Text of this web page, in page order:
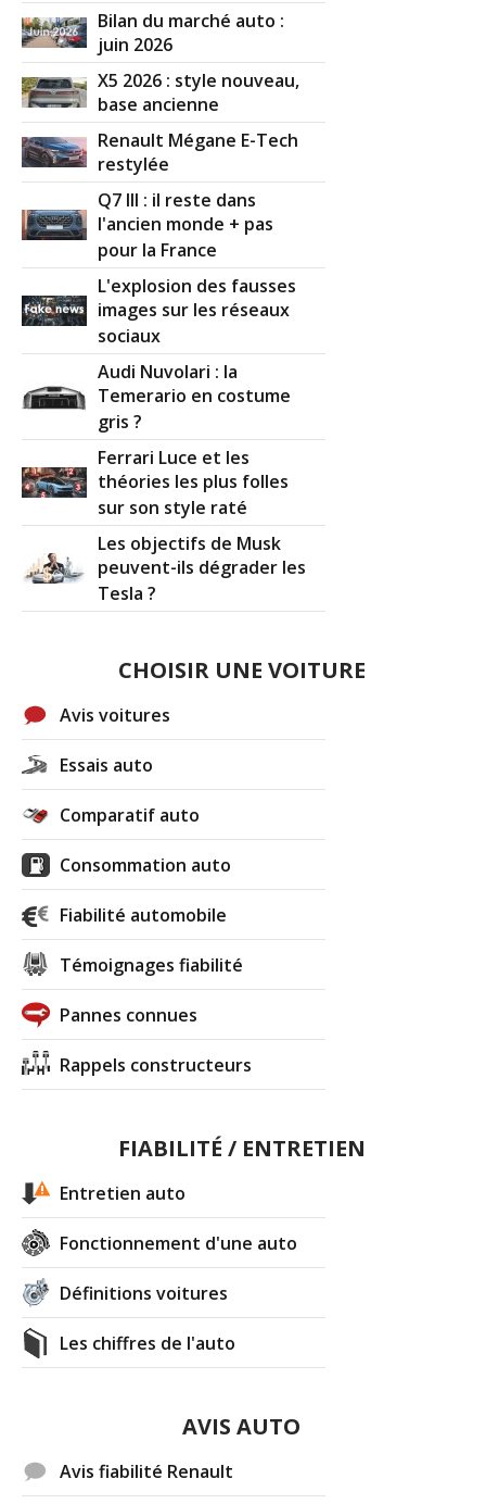
Bilan du marché auto :
juin 2026
X5 2026 : style nouveau,
base ancienne
Renault Mégane E-Tech
restylée
Q7 III : il reste dans
l'ancien monde + pas
pour la France
L'explosion des fausses
images sur les réseaux
sociaux
Audi Nuvolari : la
Temerario en costume
gris ?
Ferrari Luce et les
théories les plus folles
sur son style raté
Les objectifs de Musk
peuvent-ils dégrader les
Tesla ?
CHOISIR UNE VOITURE
Avis voitures
Essais auto
Comparatif auto
Consommation auto
Fiabilité automobile
Témoignages fiabilité
Pannes connues
Rappels constructeurs
FIABILITÉ / ENTRETIEN
Entretien auto
Fonctionnement d'une auto
Définitions voitures
Les chiffres de l'auto
AVIS AUTO
Avis fiabilité Renault